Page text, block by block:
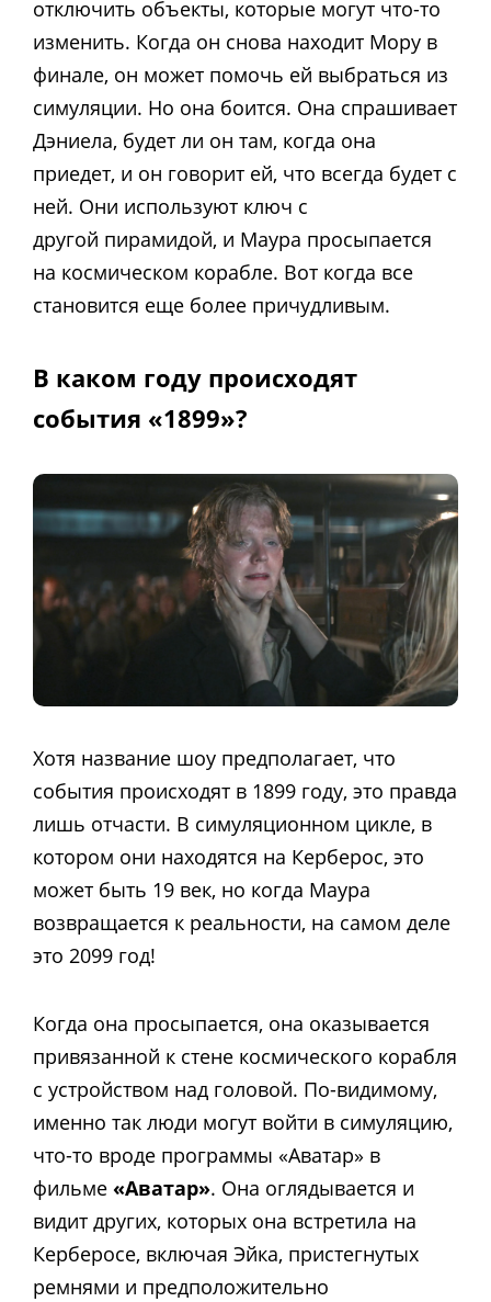
отключить объекты, которые могут что-то
изменить. Когда он снова находит Мору в
финале, он может помочь ей выбраться из
симуляции. Но она боится. Она спрашивает
Дэниела, будет ли он там, когда она
приедет, и он говорит ей, что всегда будет с
ней. Они используют ключ с
другой пирамидой, и Маура просыпается
на космическом корабле. Вот когда все
становится еще более причудливым.
В каком году происходят
события «1899»?
Хотя название шоу предполагает, что
события происходят в 1899 году, это правда
лишь отчасти. В симуляционном цикле, в
котором они находятся на Керберос, это
может быть 19 век, но когда Маура
возвращается к реальности, на самом деле
это 2099 год!
Когда она просыпается, она оказывается
привязанной к стене космического корабля
с устройством над головой. По-видимому,
именно так люди могут войти в симуляцию,
что-то вроде программы «Аватар» в
фильме «Аватар». Она оглядывается и
видит других, которых она встретила на
Керберосе, включая Эйка, пристегнутых
ремнями и предположительно